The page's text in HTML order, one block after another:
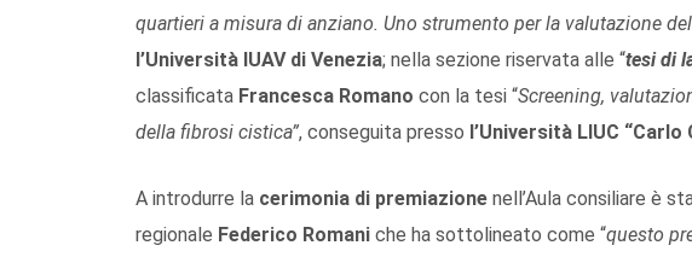
quartieri a misura di anziano. Uno strumento per la valutazione
l’Università IUAV di Venezia; nella sezione riservata alle “tesi di
classificata Francesca Romano con la tesi “Screening,
della fibrosi cistica”, conseguita presso l’Università LIUC
A introdurre la cerimonia di premiazione nell’Aula consiliare è
regionale Federico Romani che ha sottolineato come “questo